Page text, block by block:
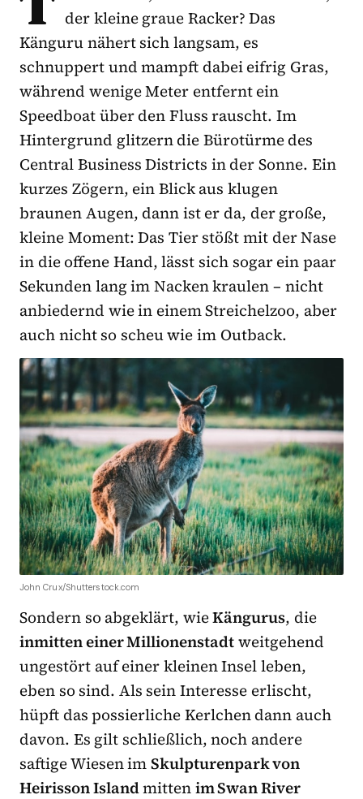
der kleine graue Racker? Das
Känguru nähert sich langsam, es
schnuppert und mampft dabei eifrig Gras,
während wenige Meter entfernt ein
Speedboat über den Fluss rauscht. Im
Hintergrund glitzern die Bürotürme des
Central Business Districts in der Sonne. Ein
kurzes Zögern, ein Blick aus klugen
braunen Augen, dann ist er da, der große,
kleine Moment: Das Tier stößt mit der Nase
in die offene Hand, lässt sich sogar ein paar
Sekunden lang im Nacken kraulen – nicht
anbiedernd wie in einem Streichelzoo, aber
auch nicht so scheu wie im Outback.
John Crux/Shutterstock.com
Sondern so abgeklärt, wieKängurus, die
inmitten einer Millionenstadtweitgehend
ungestört auf einer kleinen Insel leben,
eben so sind. Als sein Interesse erlischt,
hüpft das possierliche Kerlchen dann auch
davon. Es gilt schließlich, noch andere
saftige Wiesen imSkulpturenpark von
Heirisson Islandmittenim Swan River